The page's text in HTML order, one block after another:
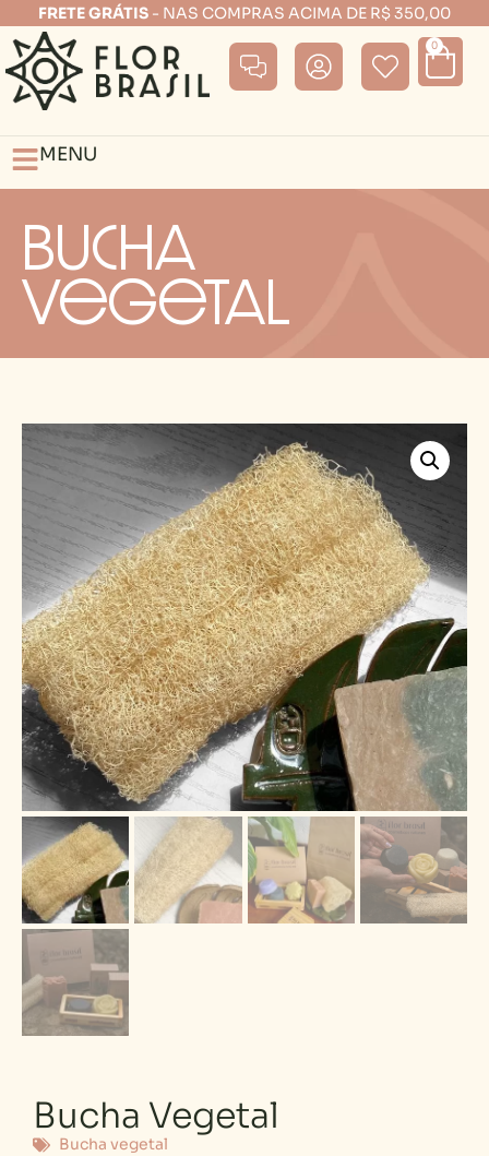
FRETE GRÁTIS - NAS COMPRAS ACIMA DE R$ 350,00
0
MENU
Bucha
Vegetal
Bucha Vegetal
Bucha vegetal